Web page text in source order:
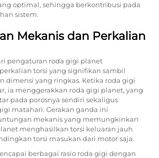
optimal, sehingga berkontribusi pada
sistem.
Mekanis dan Perkalian
pengaturan roda gigi planet
torsi yang signifikan sambil
dimensi yang ringkas. Ketika roda gigi
ia menggerakkan roda gigi planet, yang
pada porosnya sendiri sekaligus
matahari. Gerakan ganda ini
mekanis yang memungkinkan
menghasilkan torsi keluaran jauh
torsi masukan dari motor saja.
berbagai rasio roda gigi dengan